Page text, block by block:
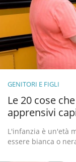
GENITORI E FIGLI
Le 20 cose
apprensivi
L'infanzia è un'età
essere bianca o